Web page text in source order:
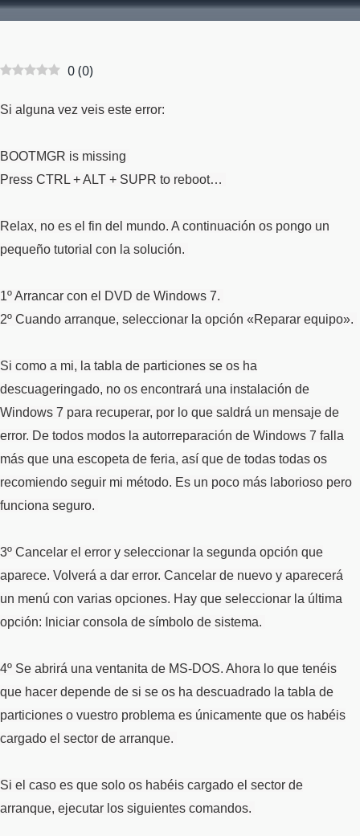
0(0)
Si alguna vez veis este error:
BOOTMGR is missing
Press CTRL + ALT + SUPR to reboot…
Relax, no es el fin del mundo. A continuación os pongo un
pequeño tutorial con la solución.
1º Arrancar con el DVD de Windows 7.
2º Cuando arranque, seleccionar la opción «Reparar equipo».
Si como a mi, la tabla de particiones se os ha
descuageringado, no os encontrará una instalación de
Windows 7 para recuperar, por lo que saldrá un mensaje de
error. De todos modos la autorreparación de Windows 7 falla
más que una escopeta de feria, así que de todas todas os
recomiendo seguir mi método. Es un poco más laborioso pero
funciona seguro.
3º Cancelar el error y seleccionar la segunda opción que
aparece. Volverá a dar error. Cancelar de nuevo y aparecerá
un menú con varias opciones. Hay que seleccionar la última
opción: Iniciar consola de símbolo de sistema.
4º Se abrirá una ventanita de MS-DOS. Ahora lo que tenéis
que hacer depende de si se os ha descuadrado la tabla de
particiones o vuestro problema es únicamente que os habéis
cargado el sector de arranque.
Si el caso es que solo os habéis cargado el sector de
arranque, ejecutar los siguientes comandos.